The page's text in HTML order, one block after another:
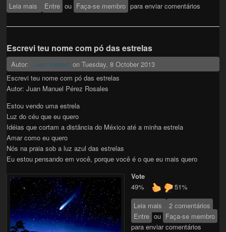
Leia mais sobre CRISTALIZO EM MIM
Entre ou Faça-se membro para enviar comentários
Escrevi teu nome com pó das estrelas
Autor: Juan Manuel. onTuesday, 8 October 2013
Escrevi teu nome com pó das estrelas
Autor: Juan Manuel Pérez Rosales
Estou vendo uma estrela
Luz do céu que eu quero
Idéias que cortam a distância do México até a minha estrela
Amar como eu quero
Nós na praia sob a luz azul das estrelas
Eu estou pensando em você, porque você é o que eu mais quero
Vote
49%
51%
Leia mais sobre Escrevi teu
nome com pó das
estrelas
2 comentários
Entre ou Faça-se membro
para enviar comentários